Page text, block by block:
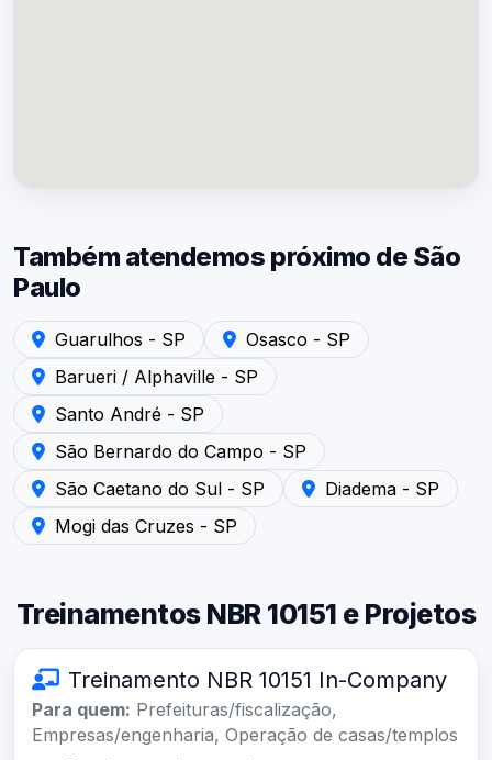
Também atendemos próximo de São
Paulo
Guarulhos - SP
Atendimento em Guarulhos - SP — Acústica São Paulo
Osasco - SP
Atendimento em Osasco - SP —
Barueri / Alphaville - SP
Atendimento em Barueri / Alphaville - SP — Acústica
Santo André - SP
Atendimento em Santo André - SP — Acústica São
São Bernardo do Campo - SP
Atendimento em São Bernardo do Campo - SP —
São Caetano do Sul - SP
Atendimento em São Caetano do Sul - SP — Acústica
Diadema - SP
Atendimento em
Mogi das Cruzes - SP
Atendimento em Mogi das Cruzes - SP — Acústica São
Treinamentos NBR 10151 e Projetos
Treinamento NBR 10151 In-Company
Para quem: Prefeituras/fiscalização,
Empresas/engenharia, Operação de casas/templos